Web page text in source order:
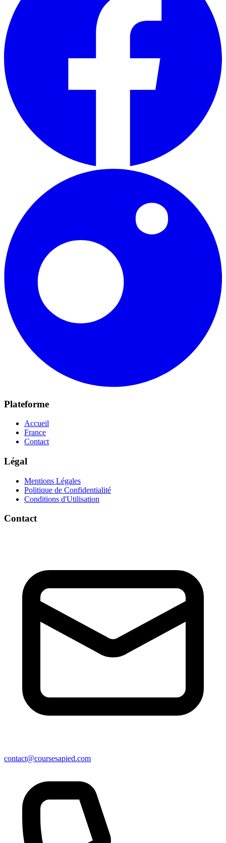
Plateforme
Accueil
France
Contact
Légal
Mentions Légales
Politique de Confidentialité
Conditions d'Utilisation
Contact
contact@coursesapied.com